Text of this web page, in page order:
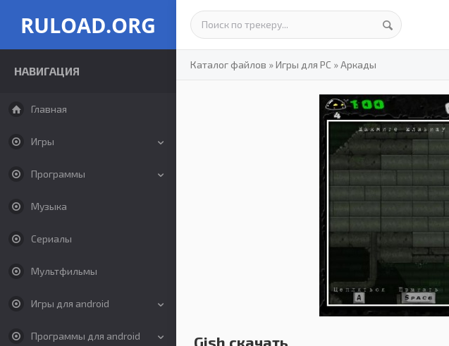
RULOAD.ORG
НАВИГАЦИЯ
Главная
Игры
Программы
Музыка
Сериалы
Мультфильмы
Игры для android
Программы для android
Каталог файлов »Игры для PC »Аркады
Gish скачать